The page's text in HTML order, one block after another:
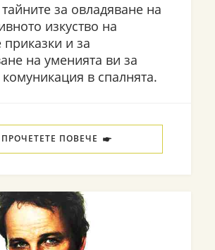
за овладяване на
изкуство на
и за
на уменията ви за
в спалнята.
ПРОЧЕТЕТЕ ПОВЕЧЕ